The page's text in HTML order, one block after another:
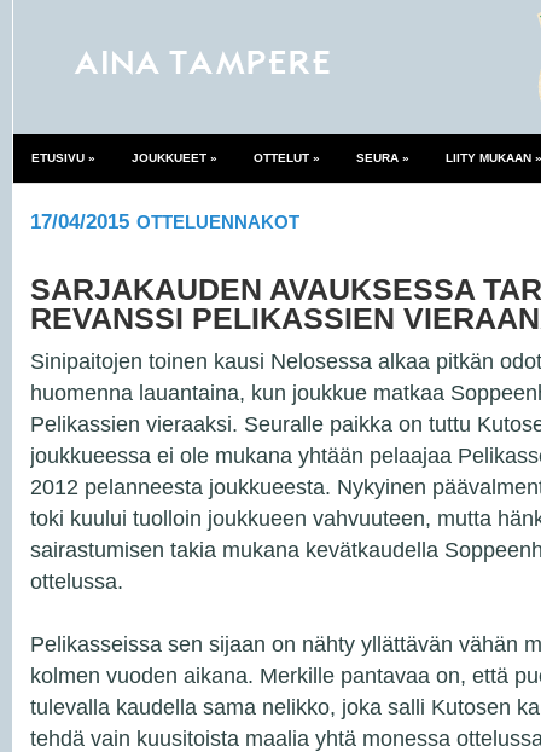
ETUSIVU » JOUKKUEET » OTTELUT » SEURA » LIITY MUKAAN »
17/04/2015 OTTELUENNAKOT
SARJAKAUDEN AVAUKSESSA
REVANSSI PELIKASSIEN
Sinipaitojen toinen kausi Nelosessa alkaa pitkän
huomenna lauantaina, kun joukkue matkaa
Pelikassien vieraaksi. Seuralle paikka on tuttu
joukkueessa ei ole mukana yhtään pelaajaa
2012 pelanneesta joukkueesta. Nykyinen
toki kuului tuolloin joukkueen vahvuuteen, mutta
sairastumisen takia mukana kevätkaudella
ottelussa.
Pelikasseissa sen sijaan on nähty yllättävän vähän
kolmen vuoden aikana. Merkille pantavaa on, että
tulevalla kaudella sama nelikko, joka salli Kutosen
tehdä vain kuusitoista maalia yhtä monessa